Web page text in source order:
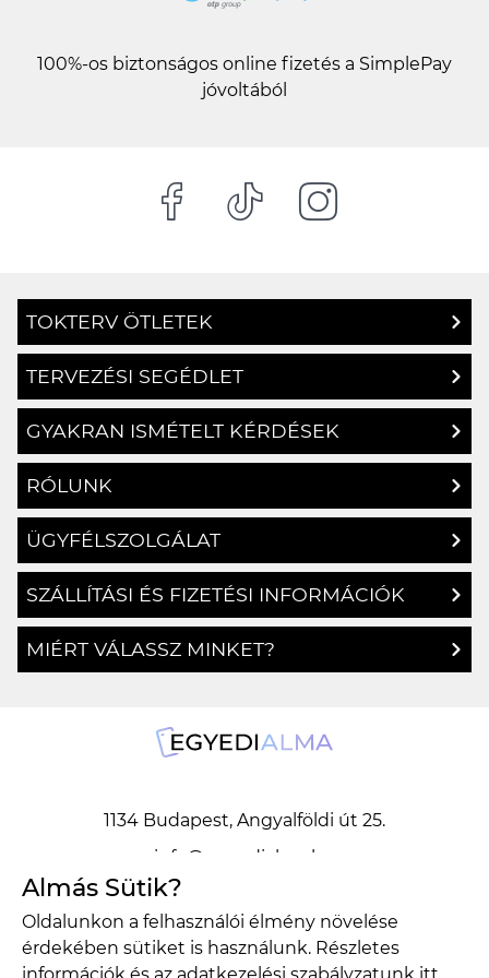
jóvoltából
TOKTERV ÖTLETEK
TERVEZÉSI SEGÉDLET
GYAKRAN ISMÉTELT KÉRDÉSEK
RÓLUNK
ÜGYFÉLSZOLGÁLAT
SZÁLLÍTÁSI ÉS FIZETÉSI INFORMÁCIÓK
MIÉRT VÁLASSZ MINKET?
info@egyedialma.hu
info@egyedialma.hu
Almás Sütik?
Oldalunkon a felhasználói élmény növelése
érdekében sütiket is használunk. Részletes